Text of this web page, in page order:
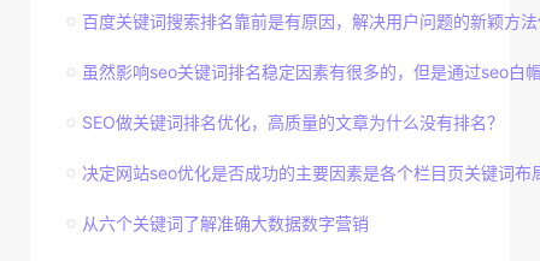
百度关键词搜索排名靠前是有原因，解决用户问题的新颖方
虽然影响seo关键词排名稳定因素有很多的，但是通过seo白
SEO做关键词排名优化，高质量的文章为什么没有排名？
决定网站seo优化是否成功的主要因素是各个栏目页关键词布
从六个关键词了解准确大数据数字营销